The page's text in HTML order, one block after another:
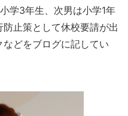
学3年生、次男は小学1年
止策として休校要請が出
どをブログに記してい